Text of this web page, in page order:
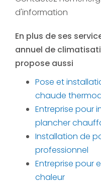
d'information
En plus de ses
annuel de
propose aussi
Pose et
chaude
Entreprise pour
plancher
Installation de
professionnel
Entreprise pour
chaleur